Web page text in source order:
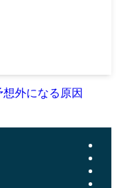
外になる原因
石材店